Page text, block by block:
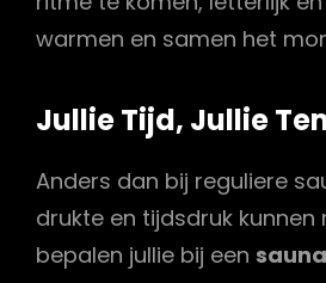
warmen en samen het
Jullie Tijd, Jullie
Anders dan bij reguliere
drukte en tijdsdruk kunnen
bepalen jullie bij een